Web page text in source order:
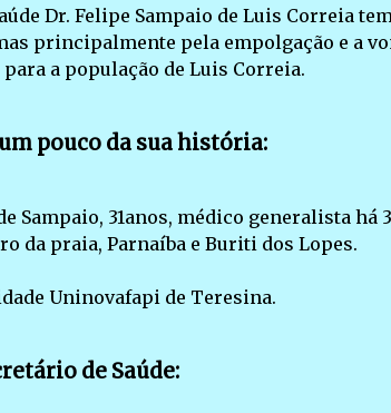
Dr. Felipe Sampaio de Luis Correia
principalmente pela empolgação e a
a população de Luis Correia.
pouco da sua história:
Sampaio, 31anos, médico generalista
da praia, Parnaíba e Buriti dos Lopes.
Uninovafapi de Teresina.
de Saúde: